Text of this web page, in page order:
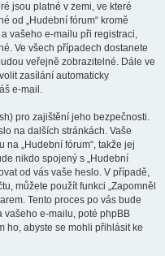
jsou platné v zemi, ve které
od „Hudební fórum“ kromě
vašeho e-mailu při registraci,
Ve všech případech dostanete
veřejně zobrazitelné. Dále ve
zasílání automaticky
e-mail.
pro zajištění jeho bezpečnosti.
na dalších stránkách. Vaše
na „Hudební fórum“, takže jej
nikdo spojený s „Hudební
od vás vaše heslo. V případě,
můžete použít funkci „Zapomněl
Tento proces po vás bude
vašeho e-mailu, poté phpBB
ho, abyste se mohli přihlásit ke